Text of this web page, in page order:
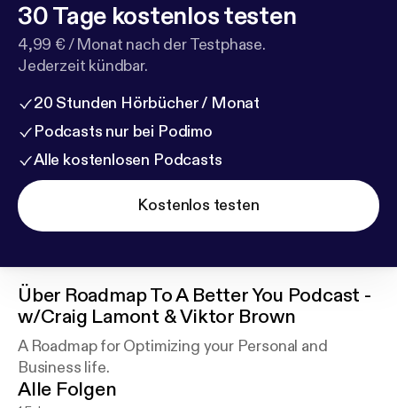
30 Tage kostenlos testen
4,99 € / Monat nach der Testphase.
Jederzeit kündbar.
20 Stunden Hörbücher / Monat
Podcasts nur bei Podimo
Alle kostenlosen Podcasts
Kostenlos testen
Über Roadmap To A Better You Podcast -
w/Craig Lamont & Viktor Brown
A Roadmap for Optimizing your Personal and
Business life.
Alle Folgen